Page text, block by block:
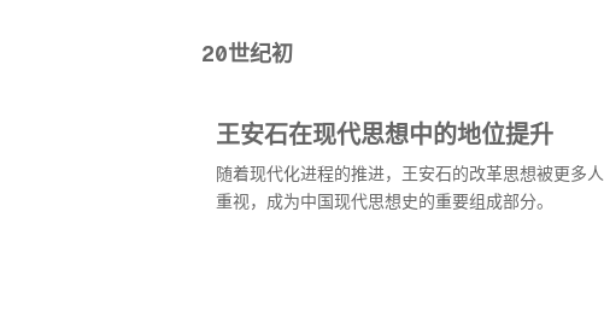
20世纪初
王安石在现代思想中的地位提升
随着现代化进程的推进，王安石的改革思想被更多人
重视，成为中国现代思想史的重要组成部分。